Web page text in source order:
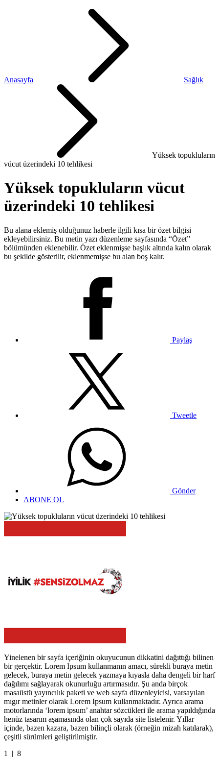
Anasayfa Sağlık
Yüksek topukluların
vücut üzerindeki 10 tehlikesi
Yüksek topukluların vücut
üzerindeki 10 tehlikesi
Bu alana eklemiş olduğunuz haberle ilgili kısa bir özet bilgisi
ekleyebilirsiniz. Bu metin yazı düzenleme sayfasında “Özet”
bölümünden eklenebilir. Özet eklenmişse başlık altında kalın olarak
bu şekilde gösterilir, eklenmemişse bu alan boş kalır.
Paylaş
Tweetle
Gönder
ABONE OL
Yinelenen bir sayfa içeriğinin okuyucunun dikkatini dağıttığı bilinen
bir gerçektir. Lorem Ipsum kullanmanın amacı, sürekli buraya metin
gelecek, buraya metin gelecek yazmaya kıyasla daha dengeli bir harf
dağılımı sağlayarak okunurluğu artırmasıdır. Şu anda birçok
masaüstü yayıncılık paketi ve web sayfa düzenleyicisi, varsayılan
mıgır metinler olarak Lorem Ipsum kullanmaktadır. Ayrıca arama
motorlarında ‘lorem ipsum’ anahtar sözcükleri ile arama yapıldığında
henüz tasarım aşamasında olan çok sayıda site listelenir. Yıllar
içinde, bazen kazara, bazen bilinçli olarak (örneğin mizah katılarak),
çeşitli sürümleri geliştirilmiştir.
1
| 8